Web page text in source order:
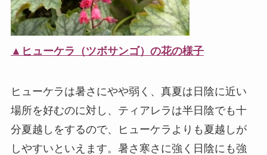
▲ヒューケラ（ツボサンゴ）の花の様子
ヒューケラは暑さにやや弱く、真夏は日陰に近い
場所を好むのに対し、ティアレラは半日陰でも十
分夏越しをするので、ヒューケラよりも夏越しが
しやすいといえます。暑さ寒さに強く日陰にも強